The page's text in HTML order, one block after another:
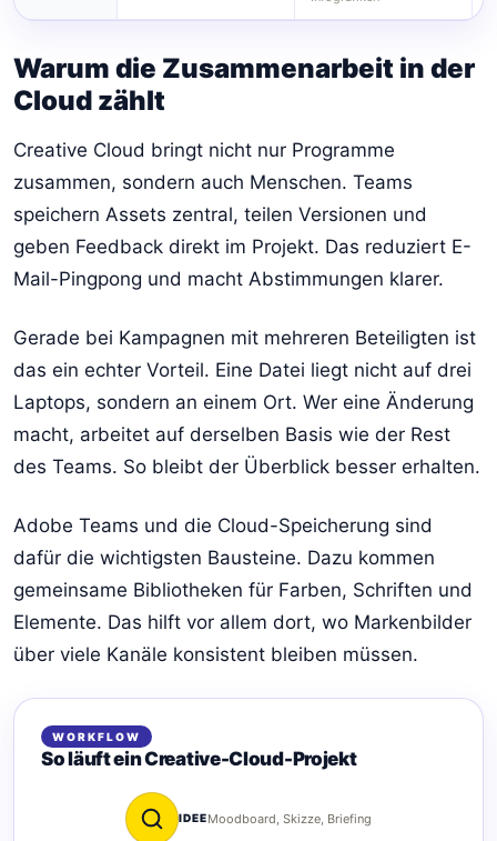
Warum die Zusammenarbeit in der
Cloud zählt
Creative Cloud bringt nicht nur Programme
zusammen, sondern auch Menschen. Teams
speichern Assets zentral, teilen Versionen und
geben Feedback direkt im Projekt. Das reduziert E-
Mail-Pingpong und macht Abstimmungen klarer.
Gerade bei Kampagnen mit mehreren Beteiligten ist
das ein echter Vorteil. Eine Datei liegt nicht auf drei
Laptops, sondern an einem Ort. Wer eine Änderung
macht, arbeitet auf derselben Basis wie der Rest
des Teams. So bleibt der Überblick besser erhalten.
Adobe Teams und die Cloud-Speicherung sind
dafür die wichtigsten Bausteine. Dazu kommen
gemeinsame Bibliotheken für Farben, Schriften und
Elemente. Das hilft vor allem dort, wo Markenbilder
über viele Kanäle konsistent bleiben müssen.
WORKFLOW
So läuft ein Creative-Cloud-Projekt
IDEEMoodboard, Skizze, Briefing